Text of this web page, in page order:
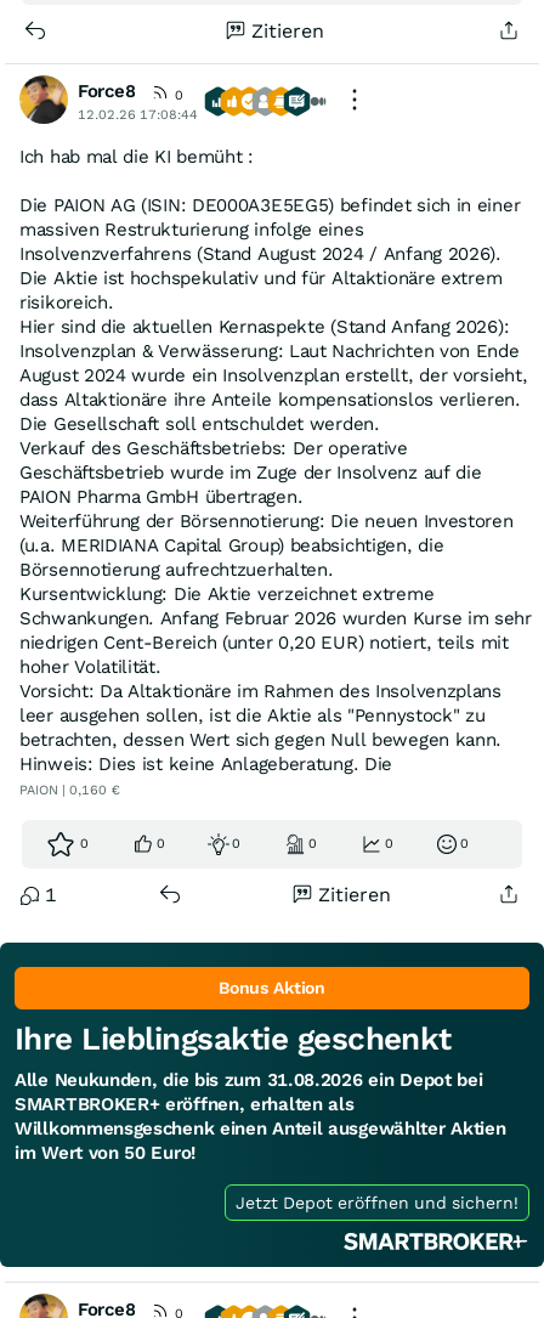
Zitieren
Force8
0
12.02.26 17:08:44
Ich hab mal die KI bemüht :
Die PAION AG (ISIN: DE000A3E5EG5) befindet sich in einer
massiven Restrukturierung infolge eines
Insolvenzverfahrens (Stand August 2024 / Anfang 2026).
Die Aktie ist hochspekulativ und für Altaktionäre extrem
risikoreich.
Hier sind die aktuellen Kernaspekte (Stand Anfang 2026):
Insolvenzplan & Verwässerung: Laut Nachrichten von Ende
August 2024 wurde ein Insolvenzplan erstellt, der vorsieht,
dass Altaktionäre ihre Anteile kompensationslos verlieren.
Die Gesellschaft soll entschuldet werden.
Verkauf des Geschäftsbetriebs: Der operative
Geschäftsbetrieb wurde im Zuge der Insolvenz auf die
PAION Pharma GmbH übertragen.
Weiterführung der Börsennotierung: Die neuen Investoren
(u.a. MERIDIANA Capital Group) beabsichtigen, die
Börsennotierung aufrechtzuerhalten.
Kursentwicklung: Die Aktie verzeichnet extreme
Schwankungen. Anfang Februar 2026 wurden Kurse im sehr
niedrigen Cent-Bereich (unter 0,20 EUR) notiert, teils mit
hoher Volatilität.
Vorsicht: Da Altaktionäre im Rahmen des Insolvenzplans
leer ausgehen sollen, ist die Aktie als "Pennystock" zu
betrachten, dessen Wert sich gegen Null bewegen kann.
Hinweis: Dies ist keine Anlageberatung. Die
PAION | 0,160 €
0 0 0 0 0 0
1 Zitieren
Bonus Aktion
Ihre Lieblingsaktie geschenkt
Alle Neukunden, die bis zum 31.08.2026 ein Depot bei
SMARTBROKER+ eröffnen, erhalten als
Willkommensgeschenk einen Anteil ausgewählter Aktien
im Wert von 50 Euro!
Jetzt Depot eröffnen und sichern!
Force8 0